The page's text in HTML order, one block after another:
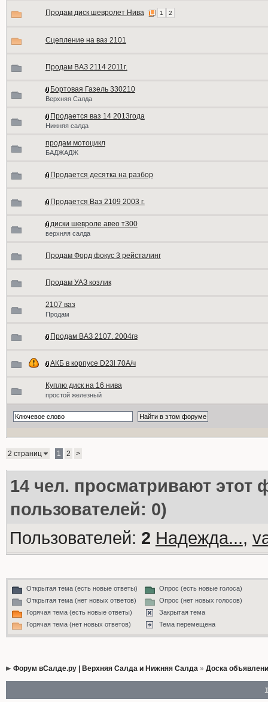
Продам диск шевролет Нива 1 2
Сцепление на ваз 2101
Продам ВАЗ 2114 2011г.
Бортовая Газель 330210
Верхняя Салда
Продается ваз 14 2013года
Нижняя салда
продам мотоцикл
БАДЖАДЖ
Продается десятка на разбор
Продается Ваз 2109 2003 г.
диски шевроле авео т300
верхняя салда
Продам Форд фокус 3 рейсталинг
Продам УАЗ козлик
2107 ваз
Продам
Продам ВАЗ 2107. 2004гв
АКБ в корпусе D23l 70А/ч
Куплю диск на 16 нива
простой железный
2 страниц 1 2 >
14чел. просматривают этот
пользователей: 0)
Пользователей: 2 Надежда...,
Открытая тема (есть новые ответы)
Открытая тема (нет новых ответов)
Горячая тема (есть новые ответы)
Горячая тема (нет новых ответов)
Опрос (есть новые голоса)
Опрос (нет новых голосов)
Закрытая тема
Тема перемещена
Форум вСалде.ру | Верхняя Салда и Нижняя Салда» Доска